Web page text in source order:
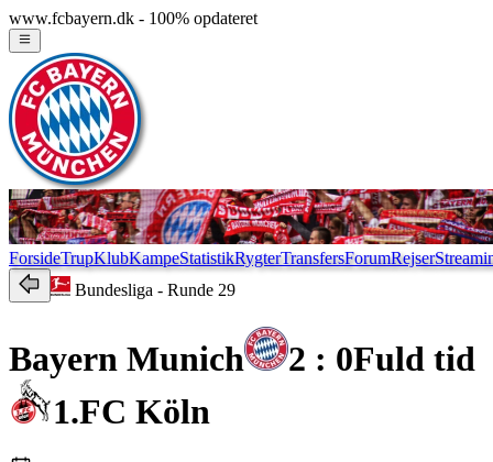
www.fcbayern.dk - 100% opdateret
ForsideTrupKlubKampeStatistikRygterTransfersForumRejser
Bundesliga - Runde 29
Bayern Munich 2 : 0Fuld tid
1.FC Köln